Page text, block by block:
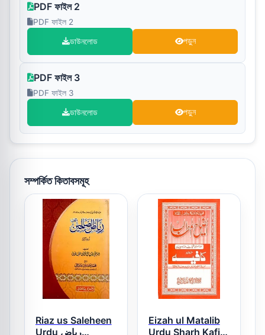
PDF ফাইল 2
PDF ফাইল 2
ডাউনলোড পড়ুন
PDF ফাইল 3
PDF ফাইল 3
ডাউনলোড পড়ুন
সম্পর্কিত কিতাবসমূহ
Riaz us Saleheen
Urdu ریاض
Eizah ul Matalib
Urdu Sharh Kafia